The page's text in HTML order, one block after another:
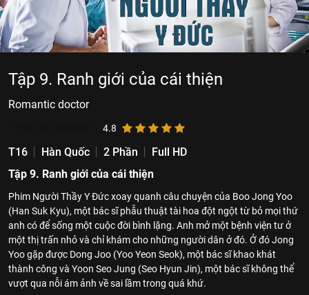
Tập 9. Ranh giới của cái thiện
Romantic doctor
4.8
T16 Hàn Quốc 2 Phần
Full HD
Tập 9. Ranh giới của cái thiện
Phim Người Thầy Y Đức xoay quanh câu chuyện của Boo Jong Yoo
(Han Suk Kyu), một bác sĩ phẫu thuật tài hoa đột ngột từ bỏ mọi thứ
anh có để sống một cuộc đời bình lặng. Anh mở một bệnh viện tư ở
một thị trấn nhỏ và chỉ khám cho những người dân ở đó. Ở đó Jong
Yoo gặp được Dong Joo (Yoo Yeon Seok), một bác sĩ khao khát
thành công và Yoon Seo Jung (Seo Hyun Jin), một bác sĩ không thể
vượt qua nỗi ám ảnh về sai lầm trong quá khứ.